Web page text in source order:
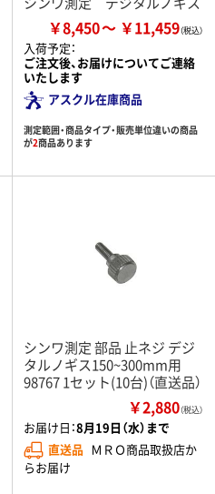
￥8,450 ￥11,459
入荷予定：
ご注文後、お届けについてご連絡
いたします
アスクル在庫商品
測定範囲・商品タイプ・販売単位違いの商品
が2商品あります
シンワ測定 部品 止ネジ デジ
タルノギス150~300mm用
98767 1セット(10台)（直送品）
￥2,880（税込）
お届け日：8月19日（水）まで
直送品 ＭＲＯ商品取扱店か
らお届け